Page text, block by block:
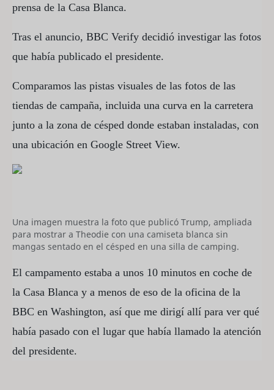
prensa de la Casa Blanca.
Tras el anuncio, BBC Verify decidió investigar las fotos
que había publicado el presidente.
Comparamos las pistas visuales de las fotos de las
tiendas de campaña, incluida una curva en la carretera
junto a la zona de césped donde estaban instaladas, con
una ubicación en Google Street View.
Una imagen muestra la foto que publicó Trump, ampliada
para mostrar a Theodie con una camiseta blanca sin
mangas sentado en el césped en una silla de camping.
El campamento estaba a unos 10 minutos en coche de
la Casa Blanca y a menos de eso de la oficina de la
BBC en Washington, así que me dirigí allí para ver qué
había pasado con el lugar que había llamado la atención
del presidente.